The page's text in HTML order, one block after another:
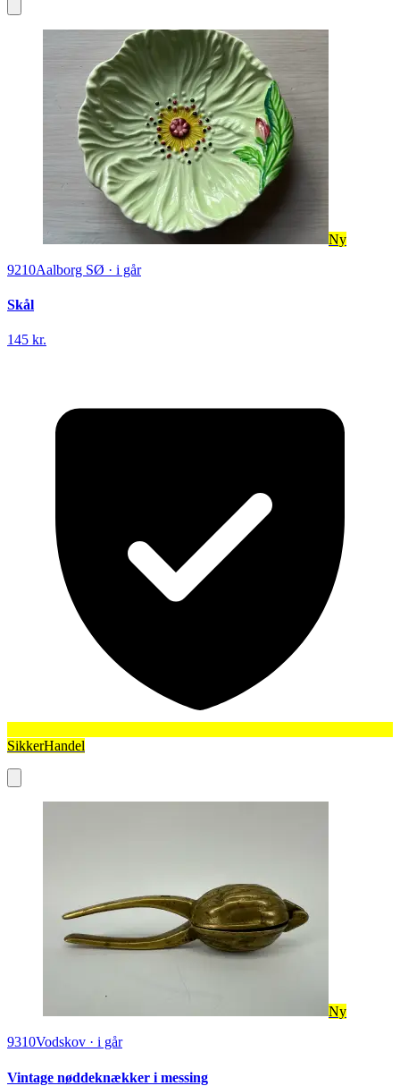
Ny
9210Aalborg SØ · i går
Skål
145 kr.
SikkerHandel
Ny
9310Vodskov · i går
Vintage nøddeknækker i messing